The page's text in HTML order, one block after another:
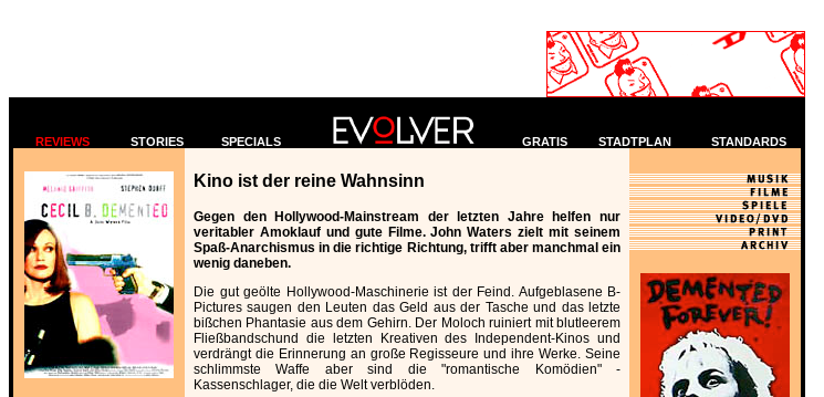
REVIEWS STORIES SPECIALS GRATIS STADTPLAN STANDARDS
Kino ist der reine Wahnsinn
Gegen den Hollywood-Mainstream der letzten Jahre helfen nur
veritabler Amoklauf und gute Filme. John Waters zielt mit seinem
Spaß-Anarchismus in die richtige Richtung, trifft aber manchmal ein
wenig daneben.
Die gut geölte Hollywood-Maschinerie ist der Feind. Aufgeblasene B-
Pictures saugen den Leuten das Geld aus der Tasche und das letzte
bißchen Phantasie aus dem Gehirn. Der Moloch ruiniert mit blutleerem
Fließbandschund die letzten Kreativen des Independent-Kinos und
verdrängt die Erinnerung an große Regisseure und ihre Werke. Seine
schlimmste Waffe aber sind die "romantische Komödien" -
Kassenschlager, die die Welt verblöden.